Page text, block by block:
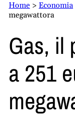
Home > Economia
megawattora
Gas, il
a 251